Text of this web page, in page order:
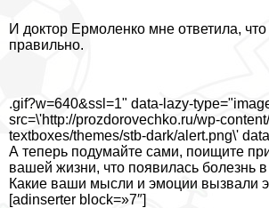
И доктор Ермоленко мне ответила,
правильно.
.gif?w=640&ssl=1" data-lazy-
src=\'http://prozdorovechko.ru/wp-
textboxes/themes/stb-dark/alert.png\'
А теперь подумайте сами, поищите
вашей жизни, что появилась болезнь
Какие ваши мысли и эмоции вызвали
[adinserter block=»7″]